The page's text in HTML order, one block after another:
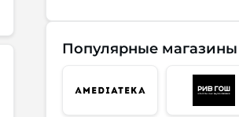
Популярные магазины